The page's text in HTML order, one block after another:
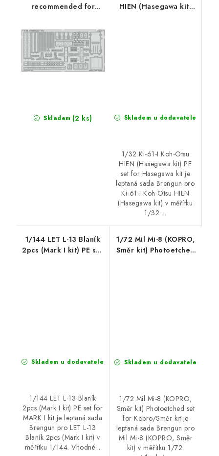
recommended for
Skladem (2 ks)
HIEN (Hasegawa kit)
Skladem u dodavatele
1/32 Ki-61-I Koh-Otsu
HIEN (Hasegawa kit) PE
set for Hasegawa kit je
leptaná sada Brengun pro
Ki-61-I Koh-Otsu HIEN
(Hasegawa kit) v měřítku
1/32....
1/144 LET L-13 Blaník
2pcs (Mark I kit) PE set
Skladem u dodavatele
1/144 LET L-13 Blaník
2pcs (Mark I kit) PE set for
MARK I kit je leptaná sada
Brengun pro LET L-13
Blaník 2pcs (Mark I kit) v
měřítku 1/144. Vhodné...
1/72 Mil Mi-8 (KOPRO,
Směr kit) Photoetched
Skladem u dodavatele
1/72 Mil Mi-8 (KOPRO,
Směr kit) Photoetched set
for Kopro/Směr kit je
leptaná sada Brengun pro
Mil Mi-8 (KOPRO, Směr
kit) v měřítku 1/72.